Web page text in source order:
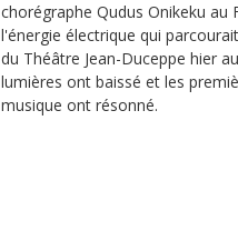
chorégraphe Qudus Onikeku au
l'énergie électrique qui
du Théâtre Jean-Duceppe hier
lumières ont baissé et les
musique ont résonné.